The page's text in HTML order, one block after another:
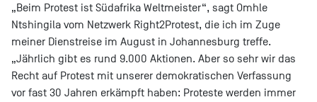
„Beim Protest ist Südafrika Weltmeister“, sagt Omhle
Ntshingila vom Netzwerk Right2Protest, die ich im Zuge
meiner Dienstreise im August in Johannesburg treffe.
„Jährlich gibt es rund 9.000 Aktionen. Aber so sehr wir das
Recht auf Protest mit unserer demokratischen Verfassung
vor fast 30 Jahren erkämpft haben: Proteste werden immer